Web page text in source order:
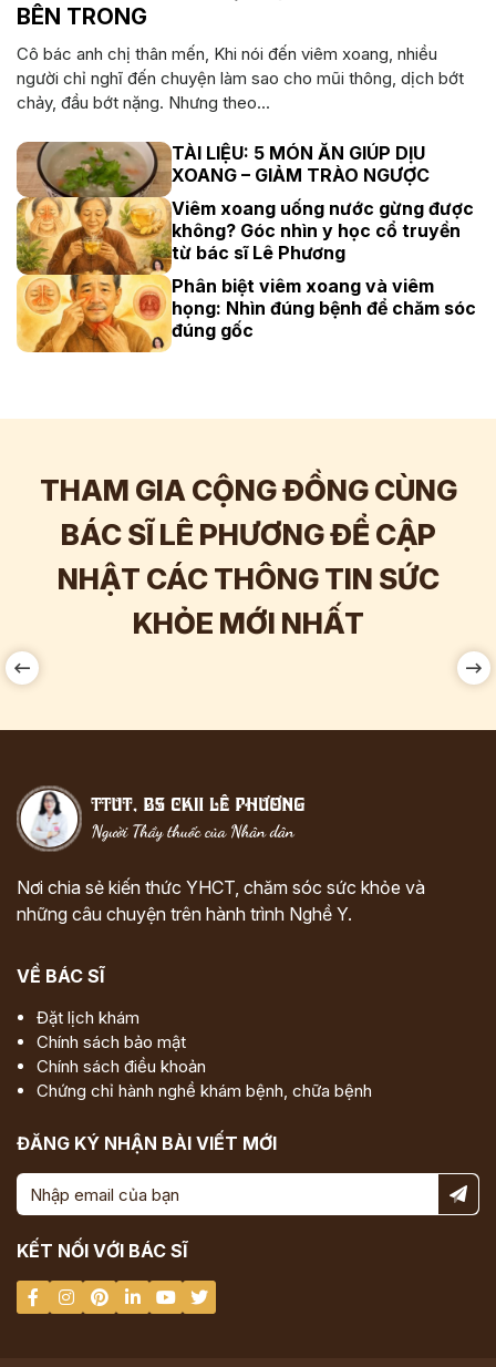
BÊN TRONG
Cô bác anh chị thân mến, Khi nói đến viêm xoang, nhiều
người chỉ nghĩ đến chuyện làm sao cho mũi thông, dịch bớt
chảy, đầu bớt nặng. Nhưng theo...
TÀI LIỆU: 5 MÓN ĂN GIÚP DỊU
XOANG – GIẢM TRÀO NGƯỢC
Viêm xoang uống nước gừng được
không? Góc nhìn y học cổ truyền
từ bác sĩ Lê Phương
Phân biệt viêm xoang và viêm
họng: Nhìn đúng bệnh để chăm sóc
đúng gốc
THAM GIA CỘNG ĐỒNG CÙNG
BÁC SĨ LÊ PHƯƠNG ĐỂ CẬP
NHẬT CÁC THÔNG TIN SỨC
KHỎE MỚI NHẤT
Nơi chia sẻ kiến thức YHCT, chăm sóc sức khỏe và
những câu chuyện trên hành trình Nghề Y.
VỀ BÁC SĨ
Đặt lịch khám
Chính sách bảo mật
Chính sách điều khoản
Chứng chỉ hành nghề khám bệnh, chữa bệnh
ĐĂNG KÝ NHẬN BÀI VIẾT MỚI
KẾT NỐI VỚI BÁC SĨ